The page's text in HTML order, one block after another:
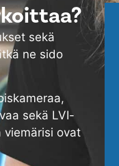
sekä
ne sido
sekä LVI-
viemärisi ovat